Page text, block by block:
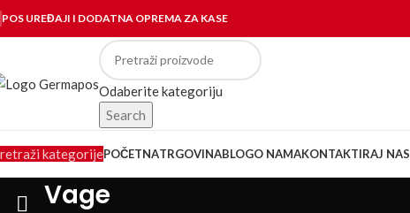
POS UREĐAJI I DODATNA OPREMA ZA KASE
Odaberite kategoriju
Search
kategorijePOČETNATRGOVINABLOGO NAMAKONTAKTIRAJ NAS
Vage